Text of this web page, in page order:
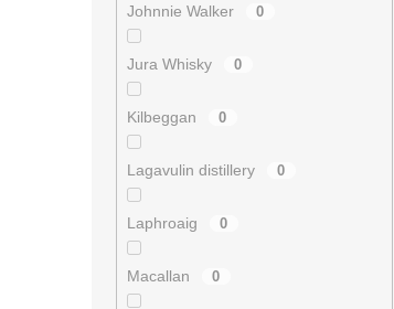
Johnnie Walker 0
Jura Whisky 0
Kilbeggan 0
Lagavulin distillery 0
Laphroaig 0
Macallan 0